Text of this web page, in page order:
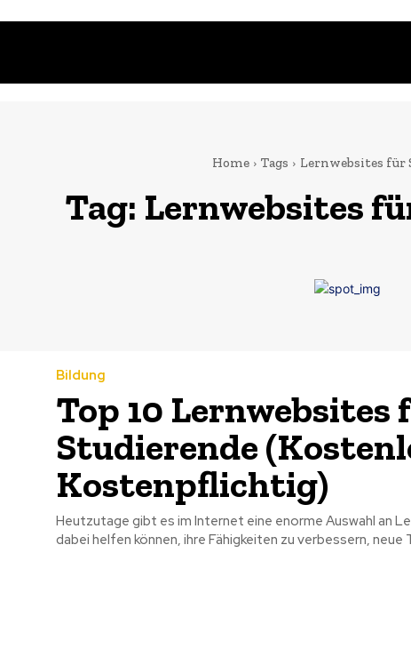
Home Tags Lernwebsites für
Tag: Lernwebsites
Bildung
Top 10 Lernwebsites
Studierende
Kostenpflichtig)
Heutzutage gibt es im Internet eine enorme Auswahl an
dabei helfen können, ihre Fähigkeiten zu verbessern, neue